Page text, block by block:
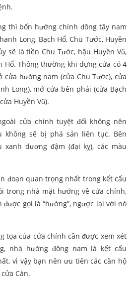
thì bốn hướng chính đông tây nam
Long, Bạch Hổ, Chu Tước, Huyền
sẽ là tiền Chu Tước, hậu Huyền Vũ,
Hổ. Thông thường khi dựng cửa có 4
hướng nam (cửa Chu Tước), cửa
Long), mở cửa bên phải (cửa Bạch
Huyền Vũ).
cửa chính tuyệt đối không nên
không sẽ bị phá sản liên tục. Bên
xanh dương đậm (đại kỵ), các màu
đoạn quan trọng nhất trong kết cấu
trong nhà mặt hướng về cửa chính,
gọi là “hướng”, ngược lại với nó
tọa của cửa chính cần được xem xét
nhà hướng đông nam là kết cấu
vì vậy bạn nên ưu tiên các căn hộ
Càn.